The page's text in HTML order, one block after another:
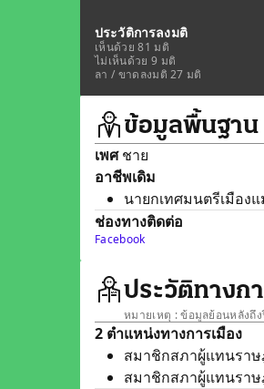
ประวัติการลงมติ
เห็นด้วย 81 มติ
ไม่เห็นด้วย 9 มติ
ลา / ขาดลงมติ 27 มติ
ข้อมูลพื้นฐาน
เพศชาย
อาชีพเดิม
นายกเทศมนตรีเมือง
ช่องทางติดต่อ
Facebook
ประวัติทางก
หมายเหตุ : ข้อมูลย้อนหลังถึ
2 ตำแหน่งทางการเมือง
สมาชิกสภาผู้แทนรา
สมาชิกสภาผู้แทนรา